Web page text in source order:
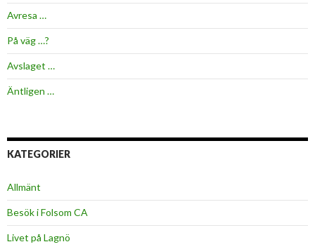
Avresa …
På väg …?
Avslaget …
Äntligen …
KATEGORIER
Allmänt
Besök i Folsom CA
Livet på Lagnö